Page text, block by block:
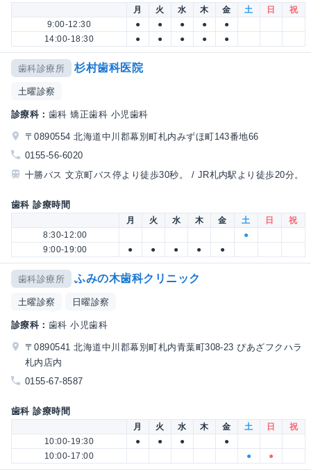
月 火 水 木 金 土 日
祝
9:00-12:30
● ● ● ●
●
14:00-18:30
● ● ● ● ●
歯科診療所 杉村歯科医院
土曜診察
診療科： 歯科 矯正歯科 小児歯科
〒0890554 北海道中川郡幕別町札内みずほ町143番地66
0155-56-6020
十勝バス 文京町バス停より徒歩30秒。 / JR札内駅より徒歩20分。
歯科 診療時間
月 火 水 木 金 土 日
祝
8:30-12:00
●
9:00-19:00
● ● ● ● ●
歯科診療所 ふみの木歯科クリニック
土曜診察 日曜診察
診療科： 歯科 小児歯科
〒0890541 北海道中川郡幕別町札内青葉町308-23 ぴあざフクハラ
札内店内
0155-67-8587
歯科 診療時間
月 火 水 木 金 土 日
祝
10:00-19:30
● ● ●
●
10:00-17:00
● ●